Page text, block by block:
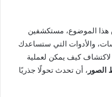
الموضوع، مستكشفين
والأدوات التي ستساعدك
كيف يمكن لعملية
، أن تحدث تحولًا جذريًا